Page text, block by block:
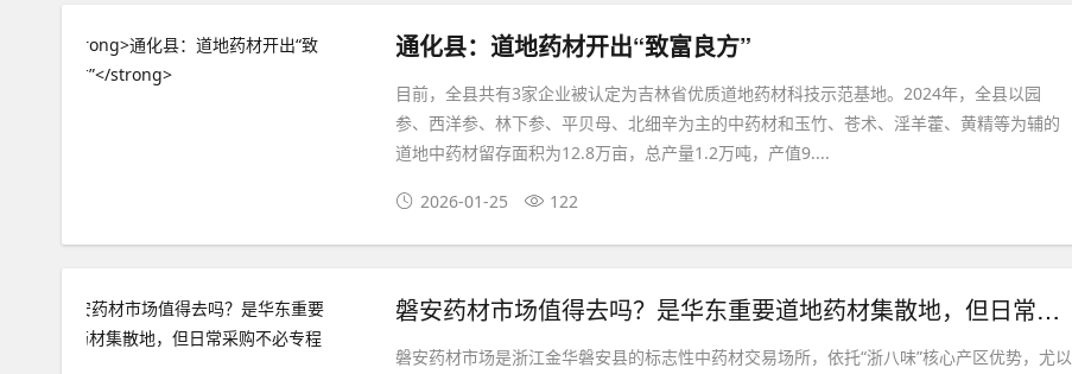
通化县：道地药材开出“致富良方”
目前，全县共有3家企业被认定为吉林省优质道地药材科技示范基地。2024年，全县以园
参、西洋参、林下参、平贝母、北细辛为主的中药材和玉竹、苍术、淫羊藿、黄精等为辅的
道地中药材留存面积为12.8万亩，总产量1.2万吨，产值9....
2026-01-25 122
磐安药材市场值得去吗？是华东重要道地药材集散地，但日常采购不必专程前往
磐安药材市场是浙江金华磐安县的标志性中药材交易场所，依托“浙八味”核心产区优势，尤以